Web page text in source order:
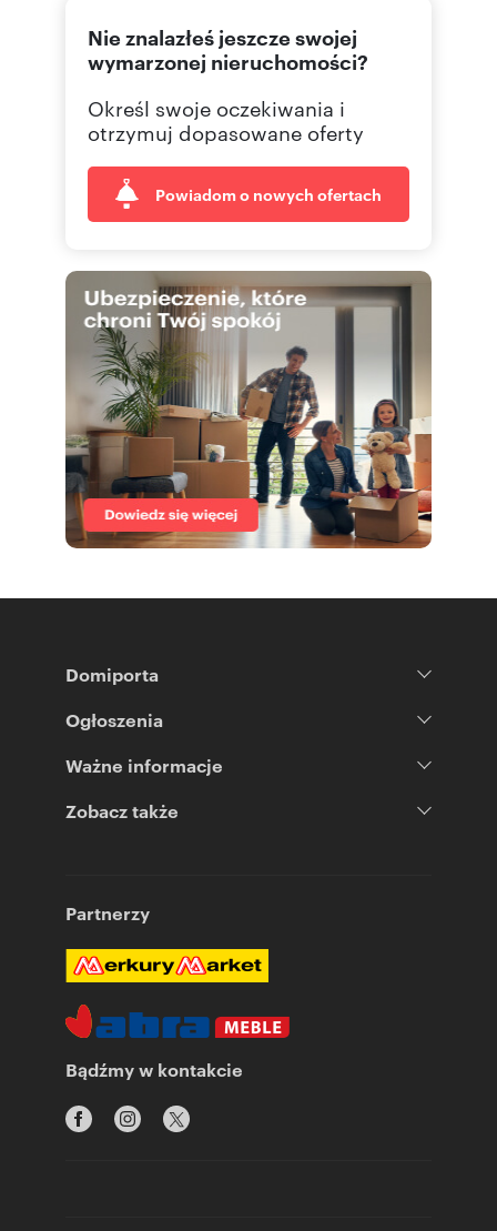
724 88 Pokaż telefon
724 88 Pokaż telefon
Nie znalazłeś jeszcze swojej
wymarzonej nieruchomości?
Określ swoje oczekiwania i
otrzymuj dopasowane oferty
Powiadom o nowych ofertach
Domiporta
Ogłoszenia
Ważne informacje
Zobacz także
Partnerzy
Bądźmy w kontakcie